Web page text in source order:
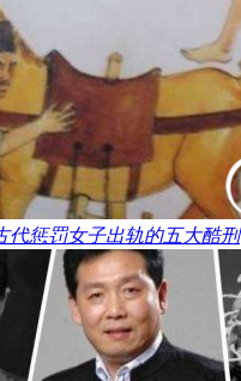
代惩罚女子出轨的五大酷刑